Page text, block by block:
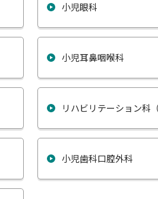
小児眼科
小児耳鼻咽喉科
リハビリテーション科
小児歯科口腔外科